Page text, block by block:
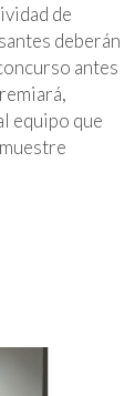
de
deberán
antes
equipo que